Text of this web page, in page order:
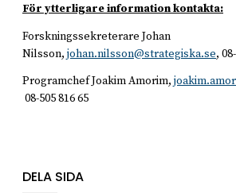
För ytterligare information kontakta:
Forskningssekreterare Johan
Nilsson, johan.nilsson@strategiska.se,
Programchef Joakim Amorim,
08-505 816 65
DELA SIDA